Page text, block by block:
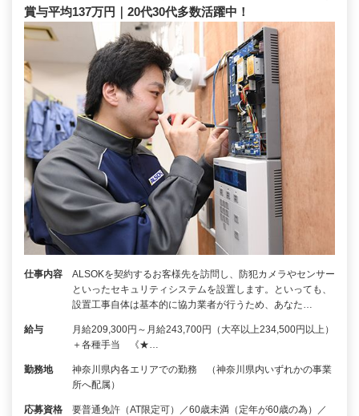
賞与平均137万円｜20代30代多数活躍中！
仕事内容
ALSOKを契約するお客様先を訪問し、防犯カメラやセンサー
といったセキュリティシステムを設置します。といっても、
設置工事自体は基本的に協力業者が行うため、あなた…
給与
月給209,300円～月給243,700円（大卒以上234,500円以上）
＋各種手当 《★…
勤務地
神奈川県内各エリアでの勤務 （神奈川県内いずれかの事業
所へ配属）
応募資格
要普通免許（AT限定可）／60歳未満（定年が60歳の為）／